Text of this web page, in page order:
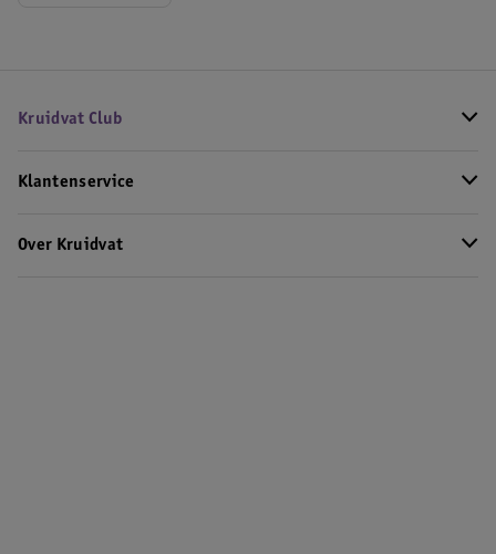
Kruidvat Club
Klantenservice
Over Kruidvat